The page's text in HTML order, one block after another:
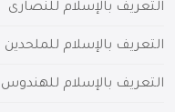
التعريف بالإسلام للنصارى
التعريف بالإسلام للملحدين
التعريف بالإسلام للهندوس